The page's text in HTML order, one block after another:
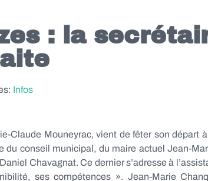
: la
Infos
Claude Mouneyrac, vient de fêter son départ
du conseil municipal, du maire actuel Jean-
Chavagnat. Ce dernier s’adresse à
ses compétences ». Jean-Marie